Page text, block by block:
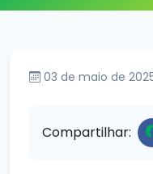
03 de maio de
Compartilhar: